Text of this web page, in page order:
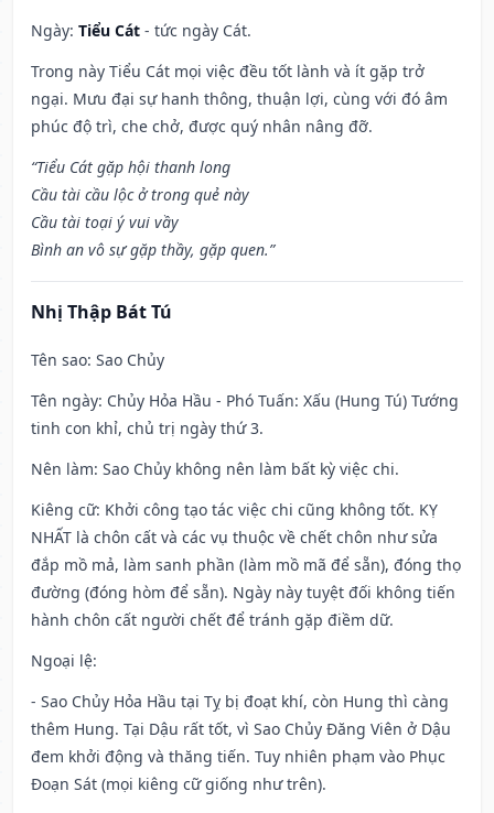
Ngày: Tiểu Cát - tức ngày Cát.
Trong này Tiểu Cát mọi việc đều tốt lành và ít gặp trở
ngại. Mưu đại sự hanh thông, thuận lợi, cùng với đó âm
phúc độ trì, che chở, được quý nhân nâng đỡ.
“Tiểu Cát gặp hội thanh long
Cầu tài cầu lộc ở trong quẻ này
Cầu tài toại ý vui vầy
Bình an vô sự gặp thầy, gặp quen.”
Nhị Thập Bát Tú
Tên sao: Sao Chủy
Tên ngày: Chủy Hỏa Hầu - Phó Tuấn: Xấu (Hung Tú) Tướng
tinh con khỉ, chủ trị ngày thứ 3.
Nên làm: Sao Chủy không nên làm bất kỳ việc chi.
Kiêng cữ: Khởi công tạo tác việc chi cũng không tốt. KỴ
NHẤT là chôn cất và các vụ thuộc về chết chôn như sửa
đắp mồ mả, làm sanh phần (làm mồ mã để sẵn), đóng thọ
đường (đóng hòm để sẵn). Ngày này tuyệt đối không tiến
hành chôn cất người chết để tránh gặp điềm dữ.
Ngoại lệ:
- Sao Chủy Hỏa Hầu tại Tỵ bị đoạt khí, còn Hung thì càng
thêm Hung. Tại Dậu rất tốt, vì Sao Chủy Đăng Viên ở Dậu
đem khởi động và thăng tiến. Tuy nhiên phạm vào Phục
Đoạn Sát (mọi kiêng cữ giống như trên).